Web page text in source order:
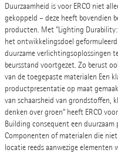
Duurzaamheid is voor ERCO niet
gekoppeld – deze heeft bovendien
producten. Met "Lighting Durability:
het ontwikkelingsdoel
duurzame verlichtingsoplossingen
beursstand voortgezet. Zo berust
van de toegepaste materialen Een
productpresentatie op maat
van schaarsheid van grondstoffen,
denken over groen“ heeft ERCO
Building consequent een
Componenten of materialen die
locatie reeds aanwezige